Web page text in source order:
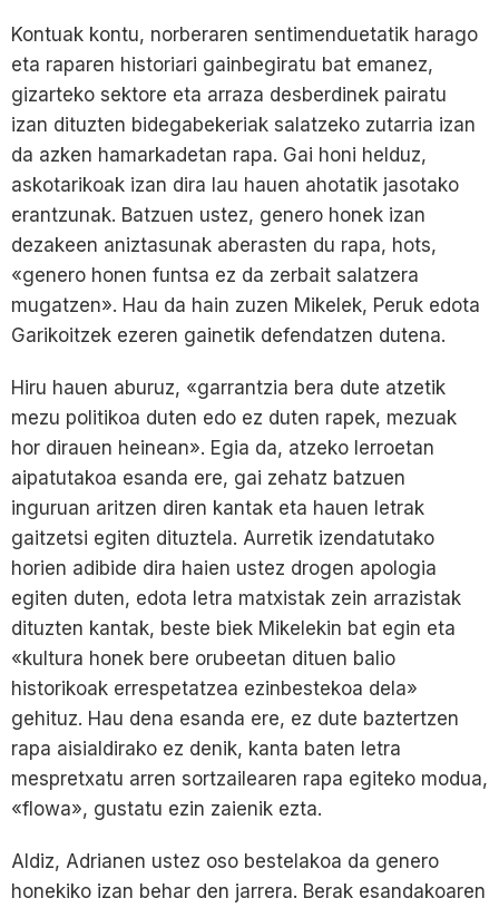
Kontuak kontu, norberaren sentimenduetatik harago
eta raparen historiari gainbegiratu bat emanez,
gizarteko sektore eta arraza desberdinek pairatu
izan dituzten bidegabekeriak salatzeko zutarria izan
da azken hamarkadetan rapa. Gai honi helduz,
askotarikoak izan dira lau hauen ahotatik jasotako
erantzunak. Batzuen ustez, genero honek izan
dezakeen aniztasunak aberasten du rapa, hots,
«genero honen funtsa ez da zerbait salatzera
mugatzen». Hau da hain zuzen Mikelek, Peruk edota
Garikoitzek ezeren gainetik defendatzen dutena.
Hiru hauen aburuz, «garrantzia bera dute atzetik
mezu politikoa duten edo ez duten rapek, mezuak
hor dirauen heinean». Egia da, atzeko lerroetan
aipatutakoa esanda ere, gai zehatz batzuen
inguruan aritzen diren kantak eta hauen letrak
gaitzetsi egiten dituztela. Aurretik izendatutako
horien adibide dira haien ustez drogen apologia
egiten duten, edota letra matxistak zein arrazistak
dituzten kantak, beste biek Mikelekin bat egin eta
«kultura honek bere orubeetan dituen balio
historikoak errespetatzea ezinbestekoa dela»
gehituz. Hau dena esanda ere, ez dute baztertzen
rapa aisialdirako ez denik, kanta baten letra
mespretxatu arren sortzailearen rapa egiteko modua,
«flowa», gustatu ezin zaienik ezta.
Aldiz, Adrianen ustez oso bestelakoa da genero
honekiko izan behar den jarrera. Berak esandakoaren